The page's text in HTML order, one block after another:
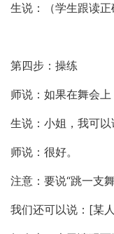
生说：（学生跟读正
第四步：操练
师说：如果在舞会
生说：小姐，我可
师说：很好。
注意：要说“跳一支
我们还可以说：[某